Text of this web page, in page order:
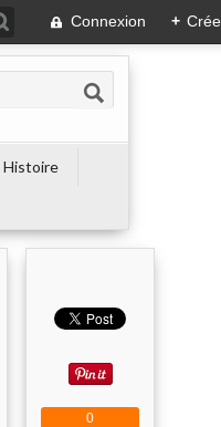
Connexion +
Histoire
0